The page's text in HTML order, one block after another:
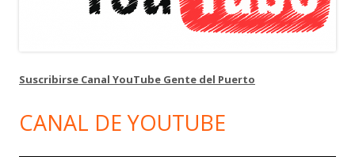
Suscribirse Canal YouTube Gente del Puerto
CANAL DE YOUTUBE